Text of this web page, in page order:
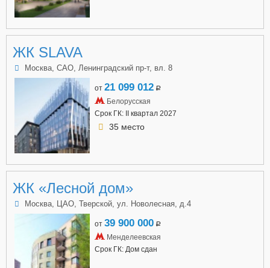
ЖК SLAVA
Москва, САО, Ленинградский пр-т, вл. 8
от 21 099 012 a
Белорусская
Срок ГК: II квартал 2027
35 место
ЖК «Лесной дом»
Москва, ЦАО, Тверской, ул. Новолесная, д.4
от 39 900 000 a
Менделеевская
Срок ГК: Дом сдан